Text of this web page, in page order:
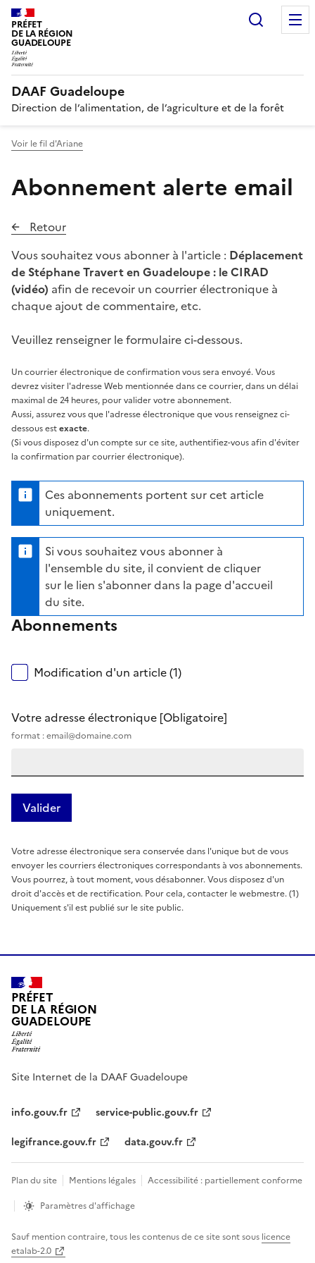
PRÉFET
DE LA RÉGION
GUADELOUPE
DAAF Guadeloupe
Direction de l’alimentation, de l’agriculture et de la forêt
Voir le fil d'Ariane
Abonnement alerte email
Retour
Vous souhaitez vous abonner à l'article : Déplacement
de Stéphane Travert en Guadeloupe : le CIRAD
(vidéo) afin de recevoir un courrier électronique à
chaque ajout de commentaire, etc.
Veuillez renseigner le formulaire ci-dessous.
Un courrier électronique de confirmation vous sera envoyé. Vous
devrez visiter l'adresse Web mentionnée dans ce courrier, dans un délai
maximal de 24 heures, pour valider votre abonnement.
Aussi, assurez vous que l'adresse électronique que vous renseignez ci-
dessous estexacte.
(Si vous disposez d'un compte sur ce site, authentifiez-vous afin d'éviter
la confirmation par courrier électronique).
Ces abonnements portent sur cet article
uniquement.
Si vous souhaitez vous abonner à
l'ensemble du site, il convient de cliquer
sur le lien s'abonner dans la page d'accueil
du site.
Abonnements
Modification d'un article (1)
Votre adresse électronique [Obligatoire]
format : email@domaine.com
Votre adresse électronique sera conservée dans l'unique but de vous
envoyer les courriers électroniques correspondants à vos abonnements.
Vous pourrez, à tout moment, vous désabonner. Vous disposez d'un
droit d'accès et de rectification. Pour cela, contacter le webmestre. (1)
Uniquement s'il est publié sur le site public.
PRÉFET
DE LA RÉGION
GUADELOUPE
Site Internet de la DAAF Guadeloupe
info.gouv.fr
service-public.gouv.fr
legifrance.gouv.fr
data.gouv.fr
Plan du site Mentions légales
Accessibilité : partiellement conforme
Paramètres d'affichage
Sauf mention contraire, tous les contenus de ce site sont sous licence
etalab-2.0